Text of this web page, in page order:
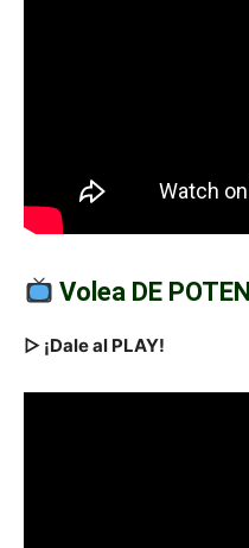
Volea DE
▷ ¡Dale al PLAY!